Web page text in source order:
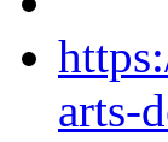
arts-